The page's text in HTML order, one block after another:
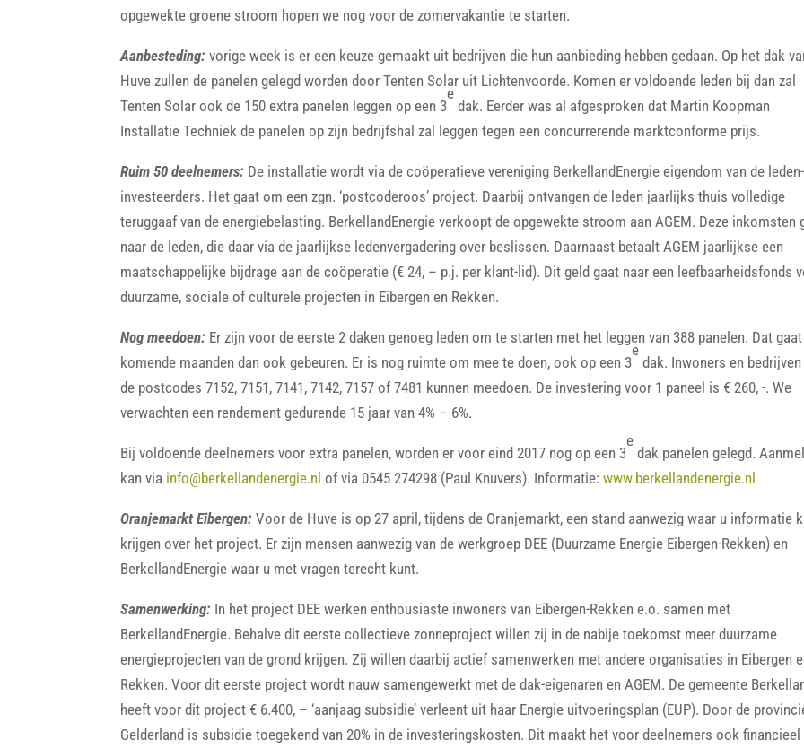
opgewekte groene stroom hopen we nog voor de zomervakantie te starten.
Aanbesteding: vorige week is er een keuze gemaakt uit bedrijven die hun aanbieding hebben gedaan. Op het dak
Huve zullen de panelen gelegd worden door Tenten Solar uit Lichtenvoorde. Komen er voldoende leden bij dan zal
Tenten Solar ook de 150 extra panelen leggen op een 3
e
dak. Eerder was al afgesproken dat Martin Koopman
Installatie Techniek de panelen op zijn bedrijfshal zal leggen tegen een concurrerende marktconforme prijs.
Ruim 50 deelnemers: De installatie wordt via de coöperatieve vereniging BerkellandEnergie eigendom van de leden-
investeerders. Het gaat om een zgn. ‘postcoderoos’ project. Daarbij ontvangen de leden jaarlijks thuis volledige
teruggaaf van de energiebelasting. BerkellandEnergie verkoopt de opgewekte stroom aan AGEM. Deze inkomsten
naar de leden, die daar via de jaarlijkse ledenvergadering over beslissen. Daarnaast betaalt AGEM jaarlijkse een
maatschappelijke bijdrage aan de coöperatie (€ 24, – p.j. per klant-lid). Dit geld gaat naar een leefbaarheidsfonds
duurzame, sociale of culturele projecten in Eibergen en Rekken.
Nog meedoen: Er zijn voor de eerste 2 daken genoeg leden om te starten met het leggen van 388 panelen. Dat
komende maanden dan ook gebeuren. Er is nog ruimte om mee te doen, ook op een 3
e
dak. Inwoners en
de postcodes 7152, 7151, 7141, 7142, 7157 of 7481 kunnen meedoen. De investering voor 1 paneel is € 260, -. We
verwachten een rendement gedurende 15 jaar van 4% – 6%.
Bij voldoende deelnemers voor extra panelen, worden er voor eind 2017 nog op een 3
e
dak panelen gelegd.
kan via info@berkellandenergie.nl of via 0545 274298 (Paul Knuvers). Informatie:www.berkellandenergie.nl
Oranjemarkt Eibergen:Voor de Huve is op 27 april, tijdens de Oranjemarkt, een stand aanwezig waar u informatie
krijgen over het project. Er zijn mensen aanwezig van de werkgroep DEE (Duurzame Energie Eibergen-Rekken) en
BerkellandEnergie waar u met vragen terecht kunt.
Samenwerking: In het project DEE werken enthousiaste inwoners van Eibergen-Rekken e.o. samen met
BerkellandEnergie. Behalve dit eerste collectieve zonneproject willen zij in de nabije toekomst meer duurzame
energieprojecten van de grond krijgen. Zij willen daarbij actief samenwerken met andere organisaties in Eibergen
Rekken. Voor dit eerste project wordt nauw samengewerkt met de dak-eigenaren en AGEM. De gemeente
heeft voor dit project € 6.400, – ‘aanjaag subsidie’ verleent uit haar Energie uitvoeringsplan (EUP). Door de
Gelderland is subsidie toegekend van 20% in de investeringskosten. Dit maakt het voor deelnemers ook financieel